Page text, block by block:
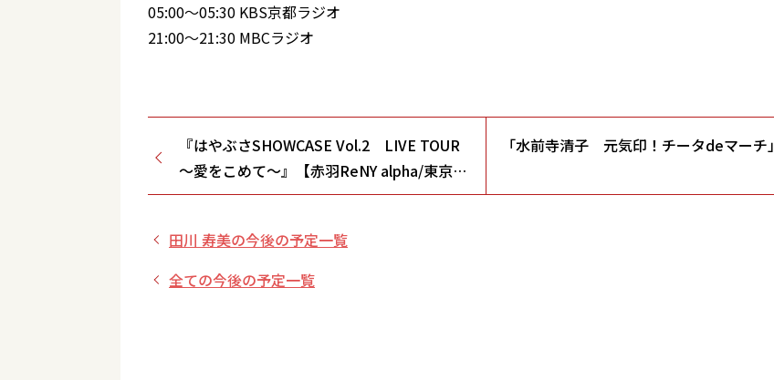
05:00～05:30 KBS京都ラジオ
21:00～21:30 MBCラジオ
『はやぶさSHOWCASE Vol.2 LIVE TOUR
～愛をこめて～』【赤羽ReNY alpha/東京
都】
「水前寺清子 元気印！チータdeマーチ」
田川 寿美の今後の予定一覧
全ての今後の予定一覧